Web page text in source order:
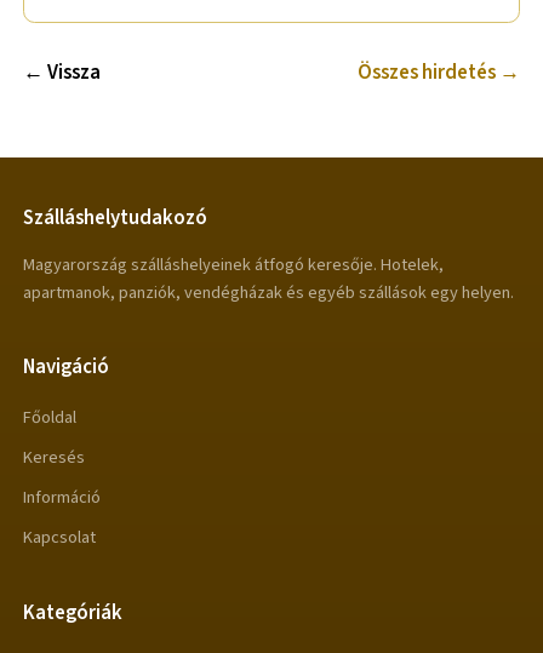
← Vissza Összes hirdetés →
Szálláshelytudakozó
Magyarország szálláshelyeinek átfogó keresője. Hotelek,
apartmanok, panziók, vendégházak és egyéb szállások egy helyen.
Navigáció
Főoldal
Keresés
Információ
Kapcsolat
Kategóriák